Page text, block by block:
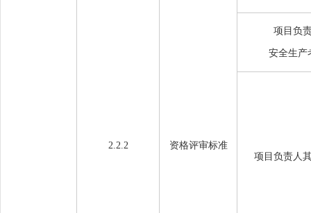
2.2.2 资格评审标准
项目负
安全生产
项目负责人